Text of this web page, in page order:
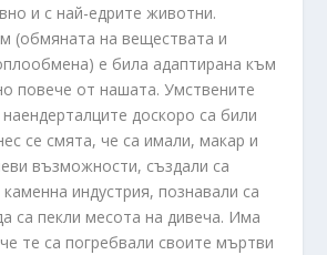
и с най-едрите животни.
(обмяната на веществата и
е била адаптирана към
повече от нашата. Умствените
доскоро са били
се смята, че са имали, макар и
възможности, създали са
индустрия, познавали са
са пекли месота на дивеча. Има
те са погребвали своите мъртви